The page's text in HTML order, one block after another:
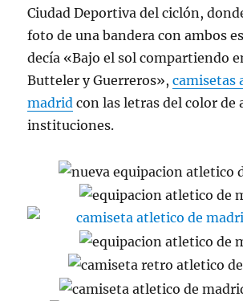
Ciudad Deportiva del ciclón,
foto de una bandera con ambos
decía «Bajo el sol compartiendo
Butteler y Guerreros»,camisetas
madrid con las letras del color de
instituciones.